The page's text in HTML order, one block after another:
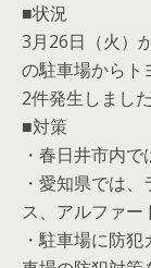
■状況
3月26日（火）
の駐車場からト
2件発生しました
■対策
・春日井市内
・愛知県では
ス、アルファー
・駐車場に防